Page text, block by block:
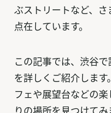
ぶストリートなど、
点在しています。
この記事では、渋谷
を詳しくご紹介しま
フェや展望台などの
りの場所を見つけてみ